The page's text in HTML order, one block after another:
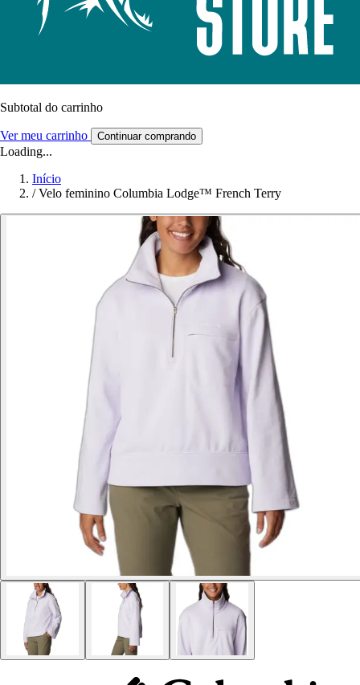
Subtotal do carrinho
Ver meu carrinho Continuar comprando
Loading...
Início
/ Velo feminino Columbia Lodge™ French Terry